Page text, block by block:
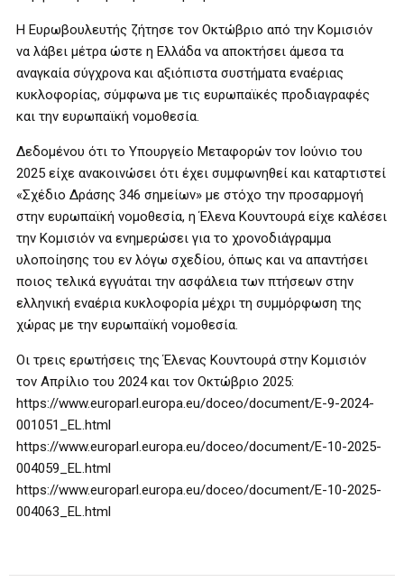
Η Ευρωβουλευτής ζήτησε τον Οκτώβριο από την Κομισιόν
να λάβει μέτρα ώστε η Ελλάδα να αποκτήσει άμεσα τα
αναγκαία σύγχρονα και αξιόπιστα συστήματα εναέριας
κυκλοφορίας, σύμφωνα με τις ευρωπαϊκές προδιαγραφές
και την ευρωπαϊκή νομοθεσία.
Δεδομένου ότι το Υπουργείο Μεταφορών τον Ιούνιο του
2025 είχε ανακοινώσει ότι έχει συμφωνηθεί και καταρτιστεί
«Σχέδιο Δράσης 346 σημείων» με στόχο την προσαρμογή
στην ευρωπαϊκή νομοθεσία, η Έλενα Κουντουρά είχε καλέσει
την Κομισιόν να ενημερώσει για το χρονοδιάγραμμα
υλοποίησης του εν λόγω σχεδίου, όπως και να απαντήσει
ποιος τελικά εγγυάται την ασφάλεια των πτήσεων στην
ελληνική εναέρια κυκλοφορία μέχρι τη συμμόρφωση της
χώρας με την ευρωπαϊκή νομοθεσία.
Οι τρεις ερωτήσεις της Έλενας Κουντουρά στην Κομισιόν
τον Απρίλιο του 2024 και τον Οκτώβριο 2025:
https://www.europarl.europa.eu/doceo/document/E-9-2024-
001051_EL.html
https://www.europarl.europa.eu/doceo/document/E-10-2025-
004059_EL.html
https://www.europarl.europa.eu/doceo/document/E-10-2025-
004063_EL.html